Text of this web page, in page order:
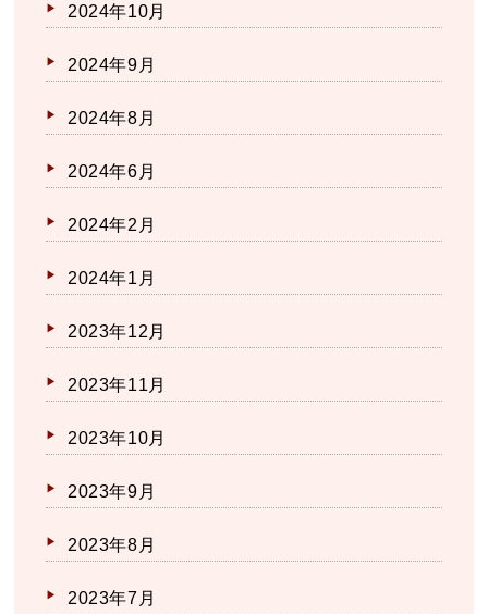
2024年10月
2024年9月
2024年8月
2024年6月
2024年2月
2024年1月
2023年12月
2023年11月
2023年10月
2023年9月
2023年8月
2023年7月